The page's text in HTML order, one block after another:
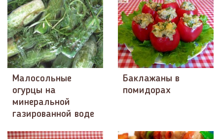
Малосольные
огурцы на
минеральной
газированной воде
Баклажаны в
помидорах